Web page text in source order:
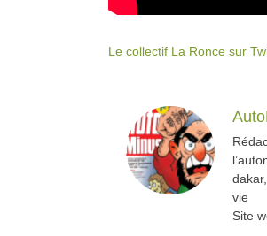
Le collectif La Ronce sur
vie
Site